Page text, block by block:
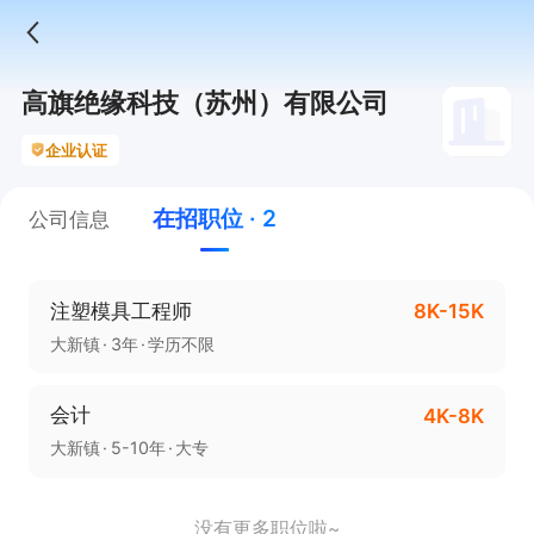
高旗绝缘科技（苏州）有限公司
企业认证
公司信息 在招职位 · 2
注塑模具工程师 8K-15K
大新镇 3年 学历不限
会计 4K-8K
大新镇 5-10年 大专
没有更多职位啦~